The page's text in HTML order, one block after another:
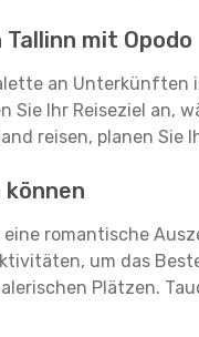
mit Opodo
an Unterkünften
Ihr Reiseziel an,
reisen, planen Sie
können
romantische
um das
Plätzen.